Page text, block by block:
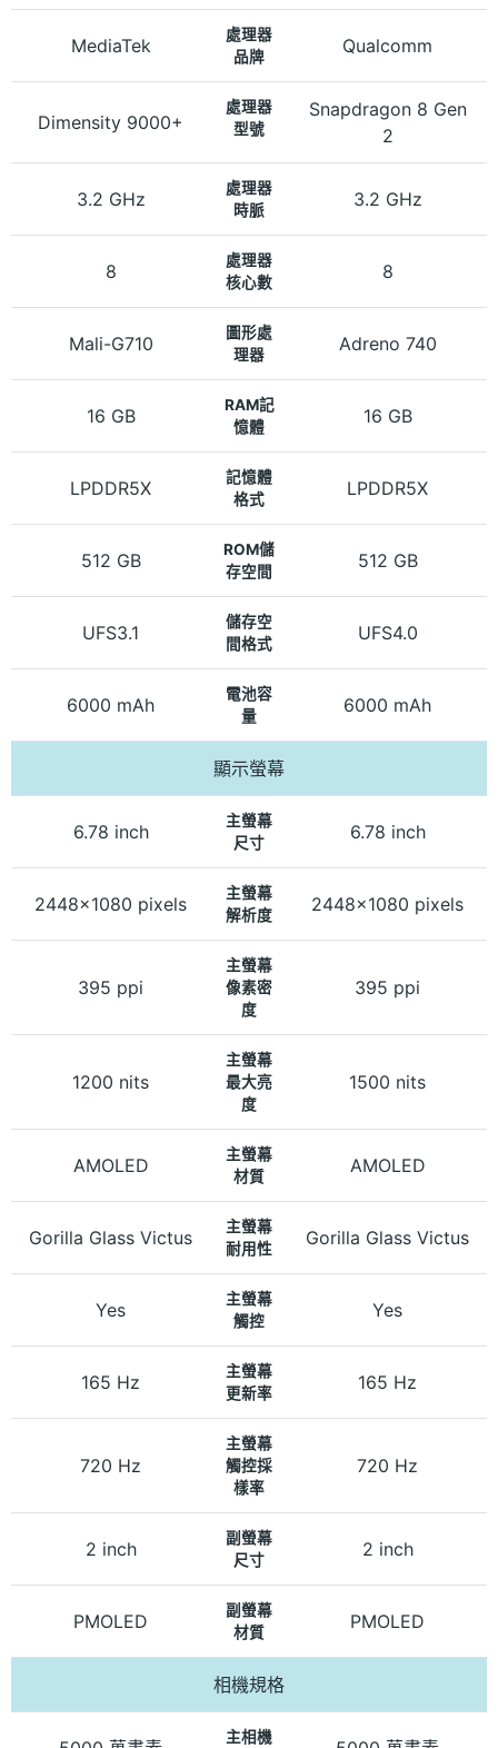
MediaTek
處理器
品牌
Qualcomm
Dimensity 9000+
處理器
型號
Snapdragon 8 Gen
2
3.2 GHz
處理器
時脈
3.2 GHz
8
處理器
核心數
8
Mali-G710
圖形處
理器
Adreno 740
16 GB
RAM記
憶體
16 GB
LPDDR5X
記憶體
格式
LPDDR5X
512 GB
ROM儲
存空間
512 GB
UFS3.1
儲存空
間格式
UFS4.0
6000 mAh
電池容
量
6000 mAh
顯示螢幕
6.78 inch
主螢幕
尺寸
6.78 inch
2448x1080 pixels
主螢幕
解析度
2448x1080 pixels
395 ppi
主螢幕
像素密
度
395 ppi
1200 nits
主螢幕
最大亮
度
1500 nits
AMOLED
主螢幕
材質
AMOLED
Gorilla Glass Victus
主螢幕
耐用性
Gorilla Glass Victus
Yes
主螢幕
觸控
Yes
165 Hz
主螢幕
更新率
165 Hz
720 Hz
主螢幕
觸控採
樣率
720 Hz
2 inch
副螢幕
尺寸
2 inch
PMOLED
副螢幕
材質
PMOLED
相機規格
主相機